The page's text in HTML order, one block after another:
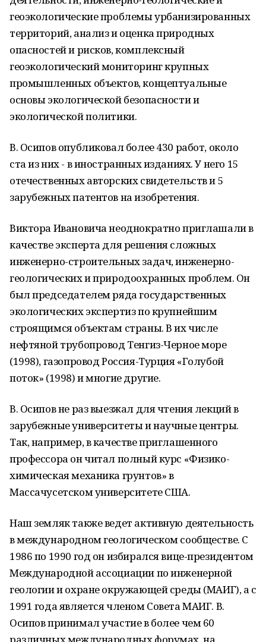
геоэкологические проблемы урбанизированных
территорий, анализ и оценка природных
опасностей и рисков, комплексный
геоэкологический мониторинг крупных
промышленных объектов, концептуальные
основы экологической безопасности и
экологической политики.
В. Осипов опубликовал более 430 работ, около
ста из них - в иностранных изданиях. У него 15
отечественных авторских свидетельств и 5
зарубежных патентов на изобретения.
Виктора Ивановича неоднократно приглашали в
качестве эксперта для решения сложных
инженерно-строительных задач, инженерно-
геологических и природоохранных проблем. Он
был председателем ряда государственных
экологических экспертиз по крупнейшим
строящимся объектам страны. В их числе
нефтяной трубопровод Тенгиз-Черное море
(1998), газопровод Россия-Турция «Голубой
поток» (1998) и многие другие.
В. Осипов не раз выезжал для чтения лекций в
зарубежные университеты и научные центры.
Так, например, в качестве приглашенного
профессора он читал полный курс «Физико-
химическая механика грунтов» в
Массачусетском университете США.
Наш земляк также ведет активную деятельность
в международном геологическом сообществе. С
1986 по 1990 год он избирался вице-президентом
Международной ассоциации по инженерной
геологии и охране окружающей среды (МАИГ), а с
1991 года является членом Совета МАИГ. В.
Осипов принимал участие в более чем 60